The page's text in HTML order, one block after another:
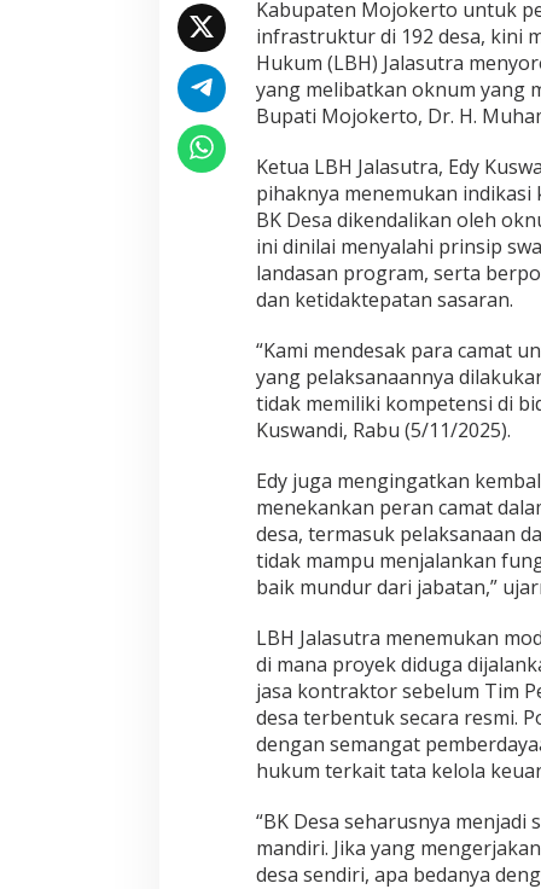
r
a
A
n
g
k
t
i
c
a
a
!
Kabupaten Mojokerto untuk
infrastruktur di 192 desa, kini
Hukum (LBH) Jalasutra
yang melibatkan oknum yang
Bupati Mojokerto, Dr. H.
Ketua LBH Jalasutra, Edy
pihaknya menemukan
BK Desa dikendalikan oleh
ini dinilai menyalahi prinsip
landasan program, serta
dan ketidaktepatan sasaran.
“Kami mendesak para camat
yang pelaksanaannya
tidak memiliki kompetensi di
Kuswandi, Rabu (5/11/2025).
Edy juga mengingatkan
menekankan peran camat
desa, termasuk pelaksanaan
tidak mampu menjalankan
baik mundur dari jabatan,”
LBH Jalasutra menemukan
di mana proyek diduga
jasa kontraktor sebelum Tim
desa terbentuk secara resmi.
dengan semangat
hukum terkait tata kelola
“BK Desa seharusnya
mandiri. Jika yang
desa sendiri, apa bedanya